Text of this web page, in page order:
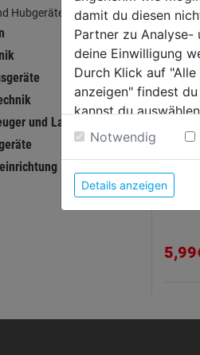
Hubgeräte
und Ladegeräte
140
damit du diesen
Partner zu Analyse-
deine Einwilligung
Durch Klick auf
anzeigen" findest
kannst du
Weitere
Notwendig
Details anzeigen